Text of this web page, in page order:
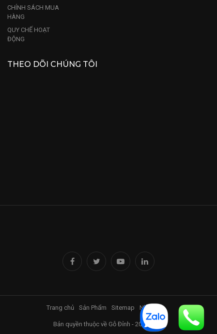
CHÍNH SÁCH MUA
HÀNG
QUY CHẾ HOẠT
ĐỘNG
THEO DÕI CHÚNG TÔI
Trang chủ Sản Phẩm Sitemap Nhà Đỉnh
Bản quyền thuộc về Gỗ Đỉnh - 2017-2025